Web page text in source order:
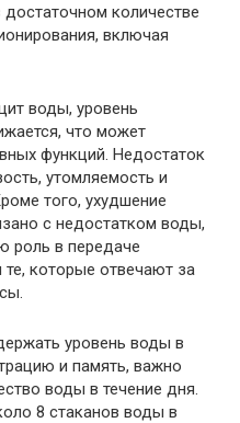
количестве
включая
воды, уровень
что может
функций. Недостаток
утомляемость и
того, ухудшение
с недостатком воды,
роль в передаче
те, которые отвечают за
уровень воды в
и память, важно
воды в течение дня.
8 стаканов воды в